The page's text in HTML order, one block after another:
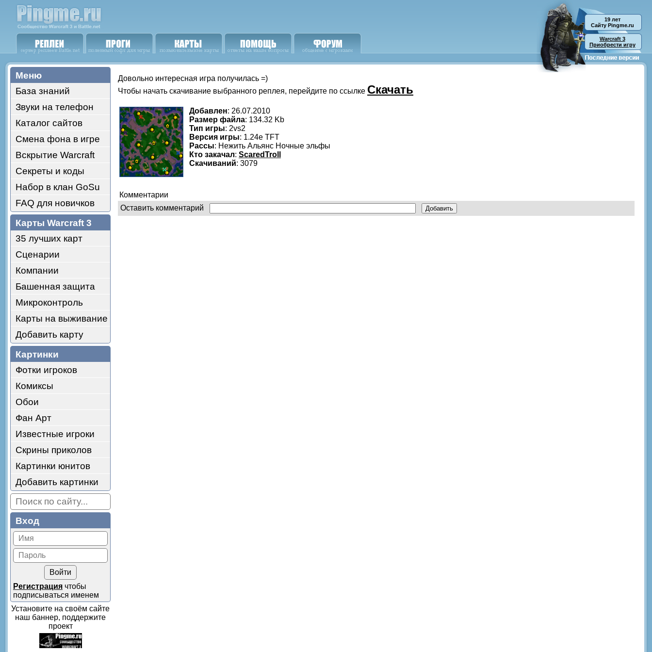
19 лет
Cайту Pingme.ru
Warcraft 3
Приобрести игру
Меню
База знаний
Звуки на телефон
Каталог сайтов
Смена фона в игре
Вскрытие Warcraft
Секреты и коды
Набор в клан GoSu
FAQ для новичков
Карты Warcraft 3
35 лучших карт
Сценарии
Компании
Башенная защита
Микроконтроль
Карты на выживание
Добавить карту
Картинки
Фотки игроков
Комиксы
Обои
Фан Арт
Известные игроки
Скрины приколов
Картинки юнитов
Добавить картинки
Вход
Регистрация чтобы
подписываться именем
Установите на своём сайте
наш баннер, поддержите
проект
Довольно интересная игра получилась =)
Чтобы начать скачивание выбранного реплея, перейдите по ссылке Скачать
Добавлен: 26.07.2010
Размер файла: 134.32 Kb
Тип игры: 2vs2
Версия игры: 1.24e TFT
Рассы: Нежить Альянс Ночные эльфы
Кто закачал: ScaredTroll
Скачиваний: 3079
Комментарии
Оставить комментарий